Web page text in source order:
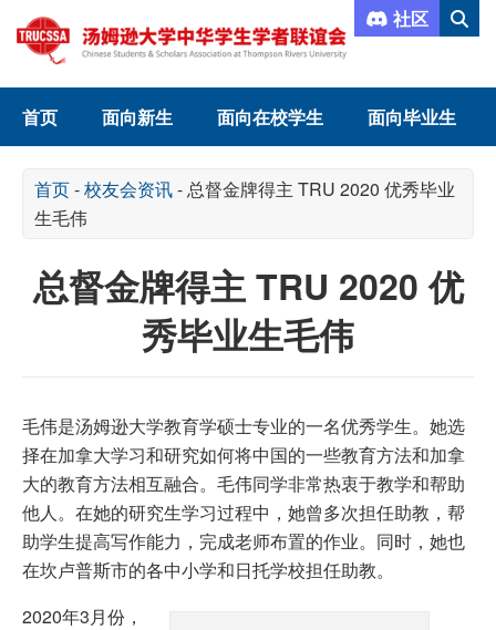
社区
首页 面向新生 面向在校学生 面向毕业生
首页-校友会资讯-总督金牌得主 TRU 2020 优秀毕业
生毛伟
总督金牌得主 TRU 2020 优
秀毕业生毛伟
毛伟是汤姆逊大学教育学硕士专业的一名优秀学生。她选
择在加拿大学习和研究如何将中国的一些教育方法和加拿
大的教育方法相互融合。毛伟同学非常热衷于教学和帮助
他人。在她的研究生学习过程中，她曾多次担任助教，帮
助学生提高写作能力，完成老师布置的作业。同时，她也
在坎卢普斯市的各中小学和日托学校担任助教。
2020年3月份，